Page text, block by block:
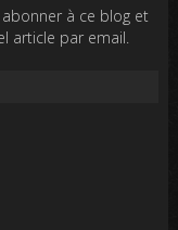
à ce blog et
article par email.